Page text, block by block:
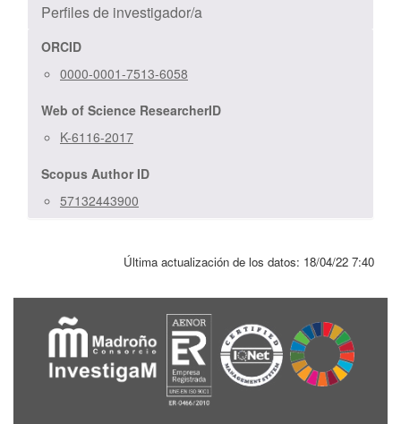
Perfiles de investigador/a
ORCID
0000-0001-7513-6058
Web of Science ResearcherID
K-6116-2017
Scopus Author ID
57132443900
Última actualización de los datos: 18/04/22 7:40